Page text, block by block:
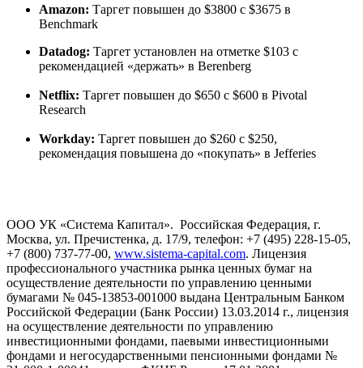
Amazon: Таргет повышен до $3800 с $3675 в
Benchmark
Datadog: Таргет установлен на отметке $103 с
рекомендацией «держать» в Berenberg
Netflix: Таргет повышен до $650 с $600 в Pivotal
Research
Workday: Таргет повышен до $260 с $250,
рекомендация повышена до «покупать» в Jefferies
ООО УК «Система Капитал». Российская Федерация, г.
Москва, ул. Пречистенка, д. 17/9, телефон: +7 (495) 228-15-05,
+7 (800) 737-77-00, www.sistema-capital.com. Лицензия
профессионального участника рынка ценных бумаг на
осуществление деятельности по управлению ценными
бумагами № 045-13853-001000 выдана Центральным Банком
Российской Федерации (Банк России) 13.03.2014 г., лицензия
на осуществление деятельности по управлению
инвестиционными фондами, паевыми инвестиционными
фондами и негосударственными пенсионными фондами №